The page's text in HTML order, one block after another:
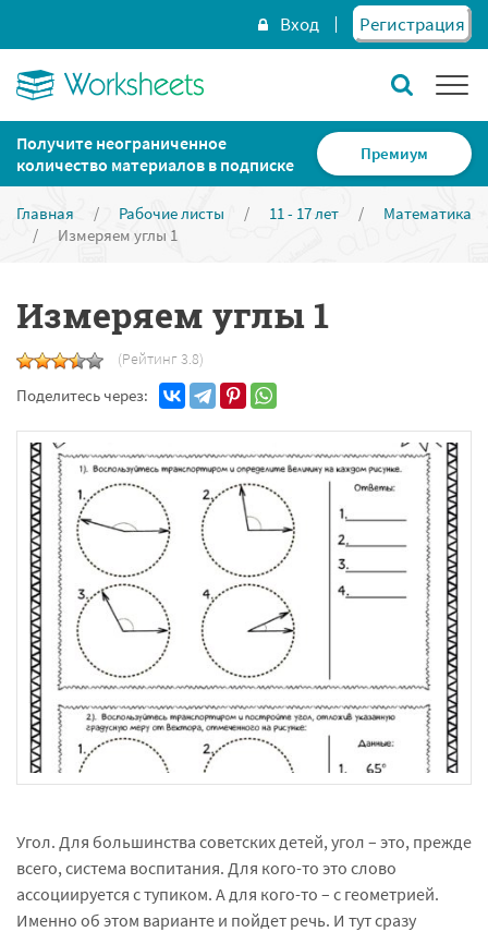
Вход Регистрация
Получите неограниченное
количество материалов в подписке
Премиум
Главная / Рабочие листы / 11 - 17 лет /
Математика
/
Измеряем углы 1
Измеряем углы 1
(Рейтинг 3.8)
Поделитесь через:
Угол. Для большинства советских детей, угол – это, прежде
всего, система воспитания. Для кого-то это слово
ассоциируется с тупиком. А для кого-то – с геометрией.
Именно об этом варианте и пойдет речь. И тут сразу